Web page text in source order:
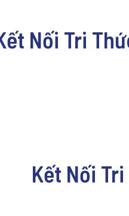
Nối Tri
Kết Nối